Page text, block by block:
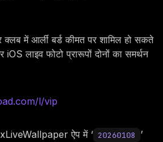
में आर्ली बर्ड कीमत पर शामिल हो सकते
लाइव फोटो प्रारूपों दोनों का समर्थन
l/vip
ऐप में ‘ 20260108
’